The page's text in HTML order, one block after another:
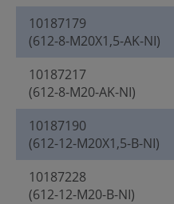
10187179
(612-8-M20X1,5-AK-NI)
10187217
(612-8-M20-AK-NI)
10187190
(612-12-M20X1,5-B-NI)
10187228
(612-12-M20-B-NI)